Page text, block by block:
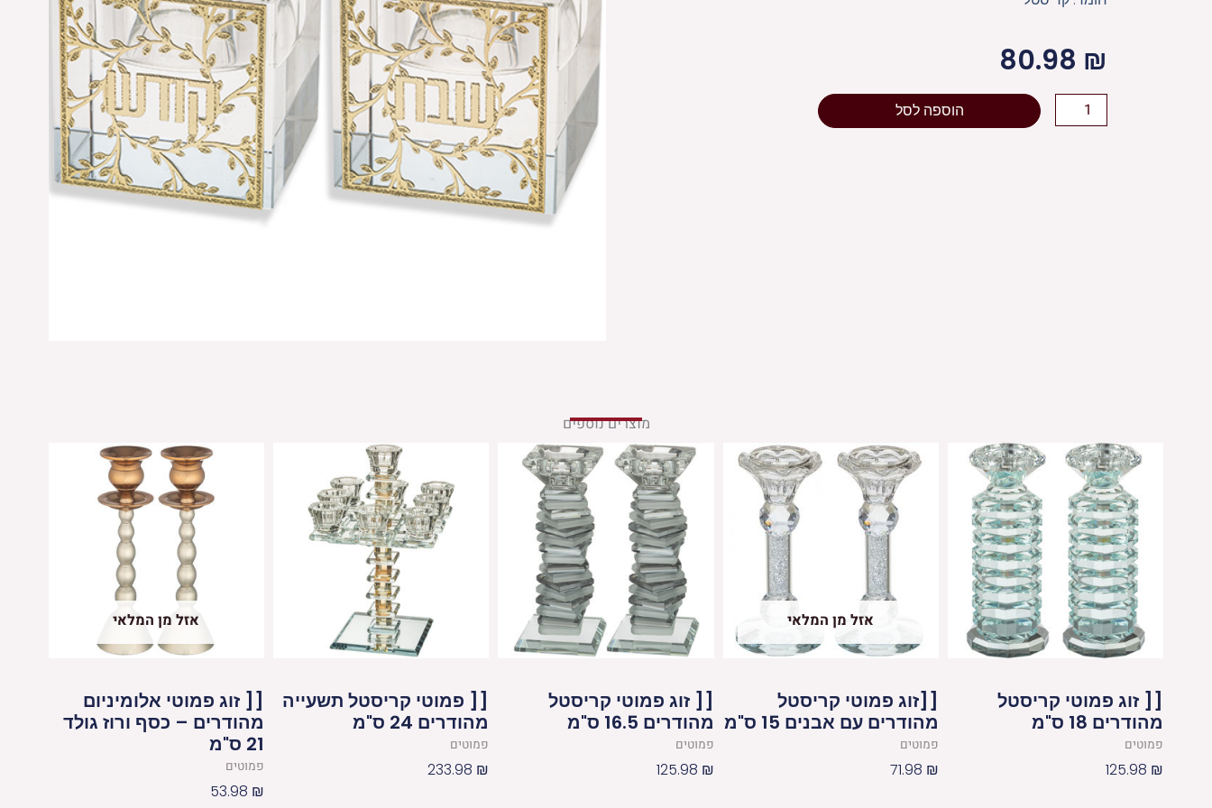
80.98 ₪
כמות
של
הוספה לסל
מוצרים נוספים
[[ זוג פמוטי קריסטל
מהודרים 18 ס"מ
פמוטים
125.98 ₪
אזל מן המלאי
[[זוג פמוטי קריסטל
מהודרים עם אבנים 15 ס"מ
פמוטים
71.98 ₪
[[ זוג פמוטי קריסטל
מהודרים 16.5 ס"מ
פמוטים
125.98 ₪
[[ פמוטי קריסטל תשעייה
מהודרים 24 ס"מ
פמוטים
233.98 ₪
אזל מן המלאי
[[ זוג פמוטי אלומיניום
מהודרים – כסף ורוז גולד
21 ס"מ
פמוטים
53.98 ₪